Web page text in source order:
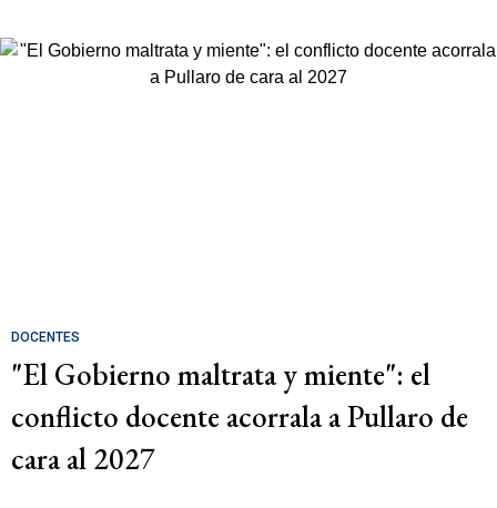
DOCENTES
"El Gobierno maltrata y miente": el
conflicto docente acorrala a Pullaro de
cara al 2027